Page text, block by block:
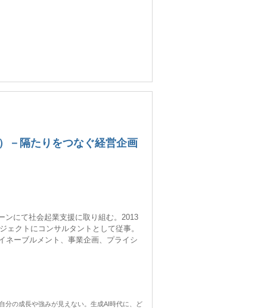
－隔たりをつなぐ経営企画
ンにて社会起業支援に取り組む。2013
クトにコンサルタントとして従事。
ネーブルメント、事業企画、プライシ
分の成長や強みが見えない。生成AI時代に、ど